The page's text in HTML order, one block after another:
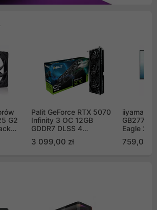
G2
Palit GeForce RTX 5070
Infinity 3 OC 12GB
GDDR7 DLSS 4
GB2050S)
3 099,00 zł
iiyama G-
Eagle 27"
759,00 zł